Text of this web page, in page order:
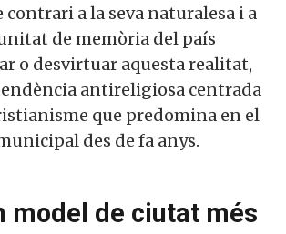
contrari a la seva naturalesa i a
de memòria del país
o desvirtuar aquesta realitat,
antireligiosa centrada
que predomina en el
des de fa anys.
model de ciutat més